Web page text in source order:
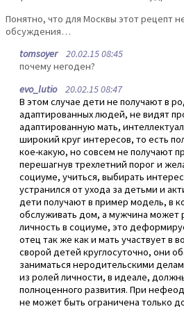
Понятно, что для Москвы этот рецепт
обсуждения…
tomsoyer20.02.15 08:45
почему негоден?
evo_lutio20.02.15 08:47
В этом случае дети не получают в
адаптированных людей, не видят
адаптированную мать,
широкий круг интересов, то есть
кое-какую, но совсем не получают
перешагнув трехлетний порог и
социуме, учиться, выбирать
устранился от ухода за детьми и
дети получают в пример модель, в
обслуживать дом, а мужчина может
личность в социуме, это
отец так же как и мать участвует в
сворой детей круглосуточно, они
заниматься неродительскими
из ролей личности, в идеале,
полноценного развития. При
не может быть ограничена только